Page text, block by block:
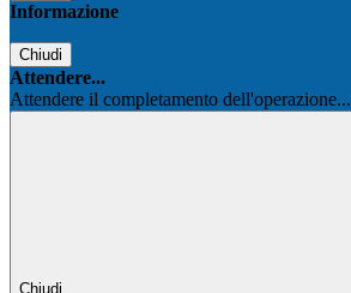
Informazione
Chiudi
Attendere...
Attendere il completamento dell'operazione...
Chiudi